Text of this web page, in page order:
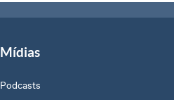
Mídias
Podcasts